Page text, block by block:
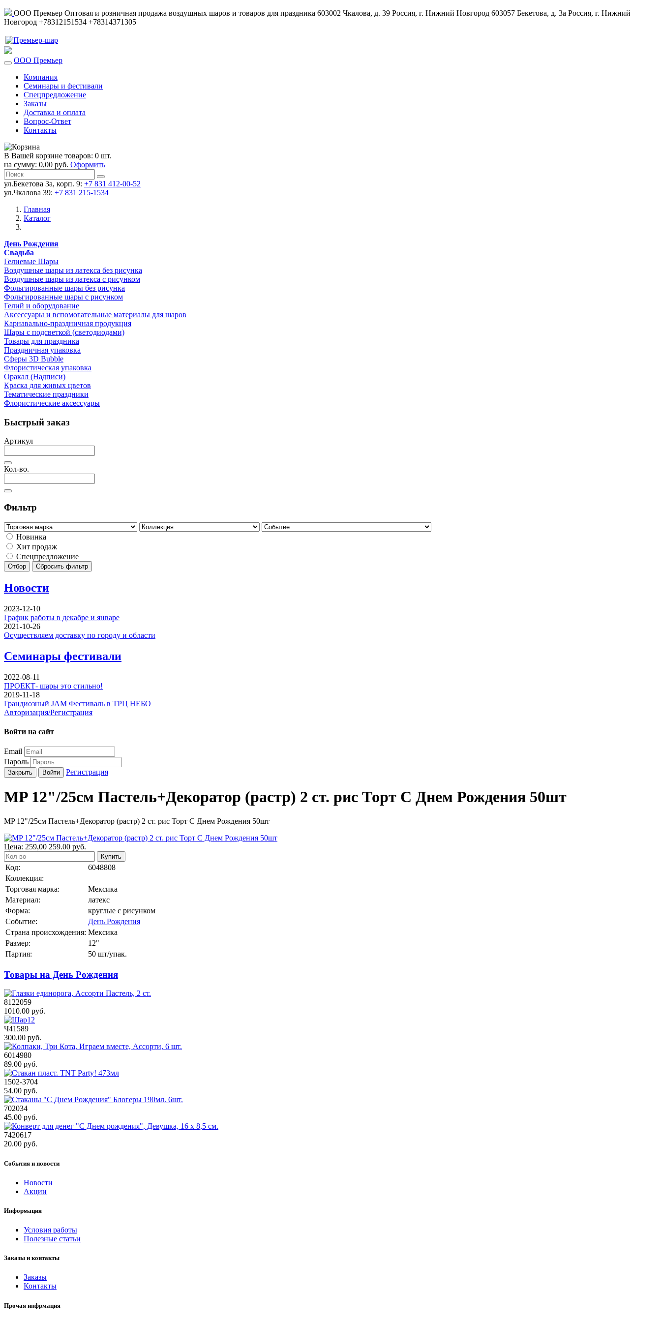
ООО Премьер Оптовая и розничная продажа воздушных шаров и товаров для праздника 603002 Чкалова, д. 39 Россия, г. Нижний Новгород 603057 Бекетова, д. 3а Россия, г. Нижний
Новгород +78312151534 +78314371305
ООО Премьер
Компания
Семинары и фестивали
Спецпредложение
Заказы
Доставка и оплата
Вопрос-Ответ
Контакты
В Вашей корзине товаров: 0 шт.
на сумму: 0,00 руб. Оформить
ул.Бекетова 3а, корп. 9: +7 831 412-00-52
ул.Чкалова 39: +7 831 215-1534
Главная
Каталог
День Рождения
Свадьба
Гелиевые Шары
Воздушные шары из латекса без рисунка
Воздушные шары из латекса с рисунком
Фольгированные шары без рисунка
Фольгированные шары с рисунком
Гелий и оборудование
Аксессуары и вспомогательные материалы для шаров
Карнавально-праздничная продукция
Шары с подсветкой (светодиодами)
Товары для праздника
Праздничная упаковка
Сферы 3D Bubble
Флористическая упаковка
Оракал (Надписи)
Краска для живых цветов
Тематические праздники
Флористические аксессуары
Быстрый заказ
Артикул
Кол-во.
Фильтр
Новинка
Хит продаж
Спецпредложение
Отбор Сбросить фильтр
Новости
2023-12-10
График работы в декабре и январе
2021-10-26
Осуществляем доставку по городу и области
Семинары фестивали
2022-08-11
ПРОЕКТ- шары это стильно!
2019-11-18
Грандиозный JAM Фестиваль в ТРЦ НЕБО
Авторизация/Регистрация
Войти на сайт
Email
Пароль
Закрыть Войти Регистрация
MP 12"/25см Пастель+Декоратор (растр) 2 ст. рис Торт С Днем Рождения 50шт
MP 12"/25см Пастель+Декоратор (растр) 2 ст. рис Торт С Днем Рождения 50шт
Цена: 259,00 259.00 руб.
Купить
Код:
6048808
Коллекция:
Торговая марка:
Мексика
Материал:
латекс
Форма:
круглые с рисунком
Событие:
День Рождения
Страна происхождения: Мексика
Размер:
12"
Партия:
50 шт/упак.
Товары на День Рождения
8122059
1010.00 руб.
Ч41589
300.00 руб.
6014980
89.00 руб.
1502-3704
54.00 руб.
702034
45.00 руб.
7420617
20.00 руб.
События и новости
Новости
Акции
Информация
Условия работы
Полезные статьи
Заказы и контакты
Заказы
Контакты
Прочая инфрмация